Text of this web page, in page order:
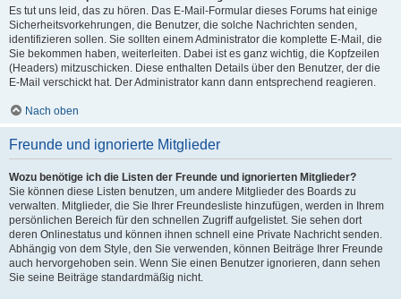
Es tut uns leid, das zu hören. Das E-Mail-Formular dieses Forums hat einige
Sicherheitsvorkehrungen, die Benutzer, die solche Nachrichten senden,
identifizieren sollen. Sie sollten einem Administrator die komplette E-Mail, die
Sie bekommen haben, weiterleiten. Dabei ist es ganz wichtig, die Kopfzeilen
(Headers) mitzuschicken. Diese enthalten Details über den Benutzer, der die
E-Mail verschickt hat. Der Administrator kann dann entsprechend reagieren.
Nach oben
Freunde und ignorierte Mitglieder
Wozu benötige ich die Listen der Freunde und ignorierten Mitglieder?
Sie können diese Listen benutzen, um andere Mitglieder des Boards zu
verwalten. Mitglieder, die Sie Ihrer Freundesliste hinzufügen, werden in Ihrem
persönlichen Bereich für den schnellen Zugriff aufgelistet. Sie sehen dort
deren Onlinestatus und können ihnen schnell eine Private Nachricht senden.
Abhängig von dem Style, den Sie verwenden, können Beiträge Ihrer Freunde
auch hervorgehoben sein. Wenn Sie einen Benutzer ignorieren, dann sehen
Sie seine Beiträge standardmäßig nicht.